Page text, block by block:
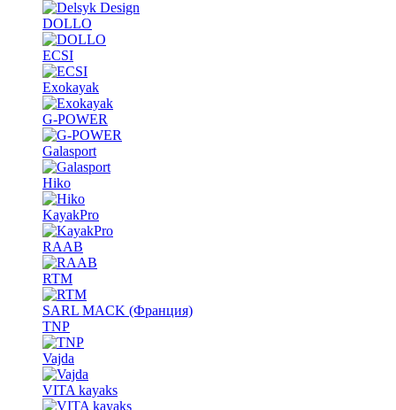
DOLLO
ECSI
Exokayak
G-POWER
Galasport
Hiko
KayakPro
RAAB
RTM
SARL MACK (Франция)
TNP
Vajda
VITA kayaks